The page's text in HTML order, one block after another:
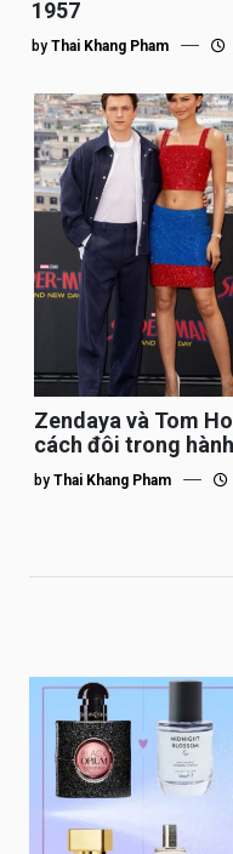
1957
by Thai Khang Pham
Zendaya và Tom
cách đôi trong
by Thai Khang Pham